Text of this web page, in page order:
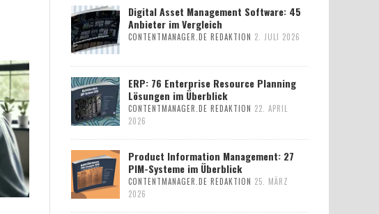
Digital Asset Management Software: 45
Anbieter im Vergleich
CONTENTMANAGER.DE REDAKTION 2. JULI 2026
ERP: 76 Enterprise Resource Planning
Lösungen im Überblick
CONTENTMANAGER.DE REDAKTION 22. APRIL
2026
Product Information Management: 27
PIM-Systeme im Überblick
CONTENTMANAGER.DE REDAKTION 25. MÄRZ
2026